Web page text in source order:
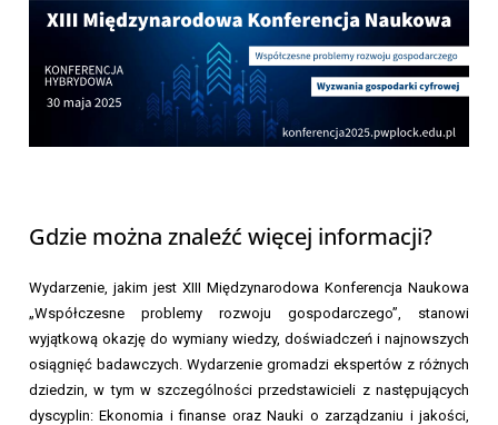
Gdzie można znaleźć więcej informacji?
Wydarzenie, jakim jest XIII Międzynarodowa Konferencja Naukowa
„Współczesne problemy rozwoju gospodarczego”, stanowi
wyjątkową okazję do wymiany wiedzy, doświadczeń i najnowszych
osiągnięć badawczych. Wydarzenie gromadzi ekspertów z różnych
dziedzin, w tym w szczególności przedstawicieli z następujących
dyscyplin: Ekonomia i finanse oraz Nauki o zarządzaniu i jakości,